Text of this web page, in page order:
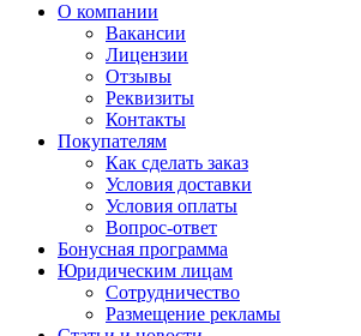
О компании
Вакансии
Лицензии
Отзывы
Реквизиты
Контакты
Покупателям
Как сделать заказ
Условия доставки
Условия оплаты
Вопрос-ответ
Бонусная программа
Юридическим лицам
Сотрудничество
Размещение рекламы